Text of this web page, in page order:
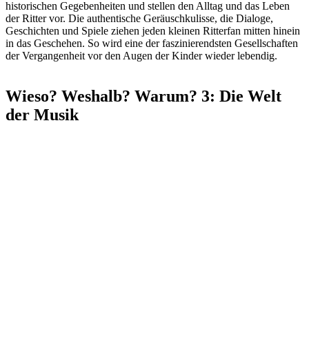
historischen Gegebenheiten und stellen den Alltag und das Leben
der Ritter vor. Die authentische Geräuschkulisse, die Dialoge,
Geschichten und Spiele ziehen jeden kleinen Ritterfan mitten hinein
in das Geschehen. So wird eine der faszinierendsten Gesellschaften
der Vergangenheit vor den Augen der Kinder wieder lebendig.
Wieso? Weshalb? Warum? 3: Die Welt
der Musik